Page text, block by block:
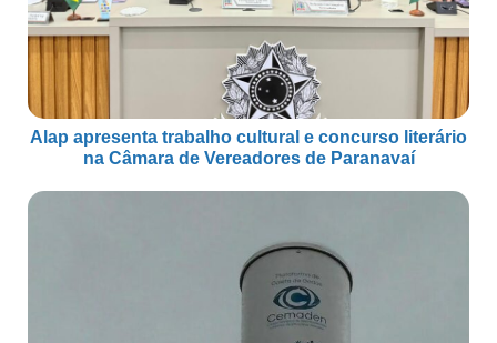
Alap apresenta trabalho cultural e concurso literário
na Câmara de Vereadores de Paranavaí